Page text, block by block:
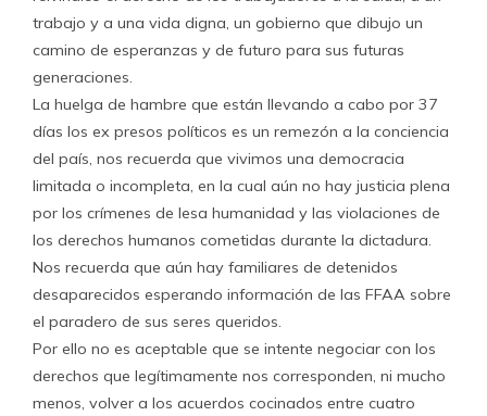
trabajo y a una vida digna, un gobierno que dibujo un
camino de esperanzas y de futuro para sus futuras
generaciones.
La huelga de hambre que están llevando a cabo por 37
días los ex presos políticos es un remezón a la conciencia
del país, nos recuerda que vivimos una democracia
limitada o incompleta, en la cual aún no hay justicia plena
por los crímenes de lesa humanidad y las violaciones de
los derechos humanos cometidas durante la dictadura.
Nos recuerda que aún hay familiares de detenidos
desaparecidos esperando información de las FFAA sobre
el paradero de sus seres queridos.
Por ello no es aceptable que se intente negociar con los
derechos que legítimamente nos corresponden, ni mucho
menos, volver a los acuerdos cocinados entre cuatro